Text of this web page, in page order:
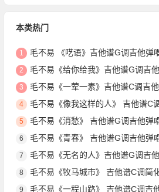
本类热门
1 毛不易 《呓语》吉他谱G调吉他弹
2 毛不易《给你给我》吉他谱G调吉
3 毛不易《一荤一素》吉他谱C调吉
4 毛不易《像我这样的人》 吉他谱C
5 毛不易《消愁》 吉他谱G调吉他弹
6 毛不易《青春》 吉他谱G调吉他弹
7 毛不易《无名的人》吉他谱G调吉
8 毛不易《牧马城市》 吉他谱C调简
9 毛不易《一程山路》 吉他谱C调吉